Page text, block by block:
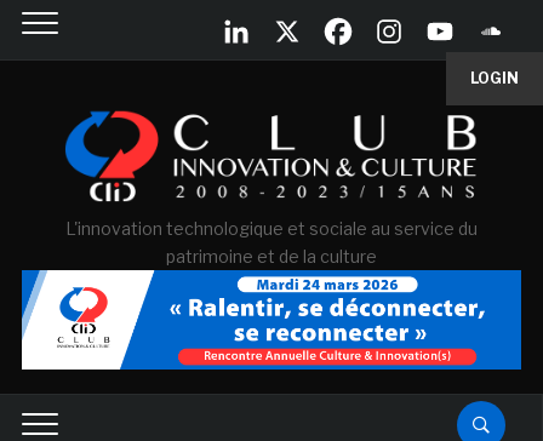
LOGIN
L'innovation technologique et sociale au service du
patrimoine et de la culture